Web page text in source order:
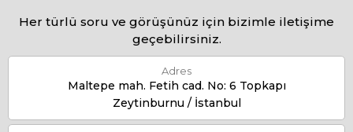
Her türlü soru ve görüşünüz için bizimle iletişime
geçebilirsiniz.
Adres
Maltepe mah. Fetih cad. No: 6 Topkapı
Zeytinburnu / İstanbul